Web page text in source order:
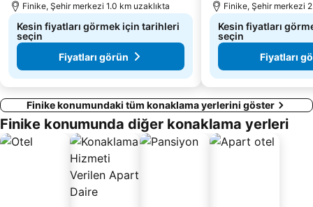
Finike, Şehir merkezi 1.0 km uzaklıkta
Kesin fiyatları görmek için tarihleri
seçin
Fiyatları görün
Finike, Şehir merkezi
Kesin fiyatları
seçin
Fiyatları
Finike konumundaki tüm konaklama yerlerini göster
Finike konumunda diğer konaklama yerleri